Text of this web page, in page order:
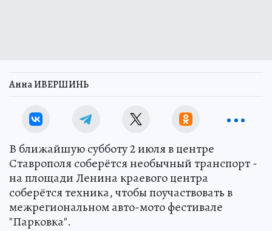
Анна ИВЕРШИНЬ
В ближайшую субботу 2 июля в центре
Ставрополя соберётся необычный транспорт -
на площади Ленина краевого центра
соберётся техника, чтобы поучаствовать в
межрегиональном авто-мото фестивале
"Парковка".